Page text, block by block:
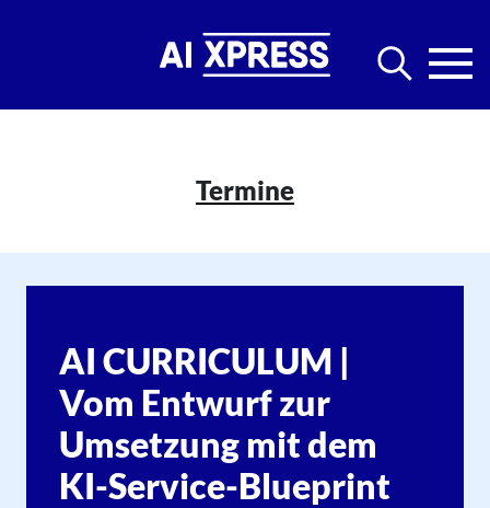
Termine
AI CURRICULUM |
Vom Entwurf zur
Umsetzung mit dem
KI-Service-Blueprint